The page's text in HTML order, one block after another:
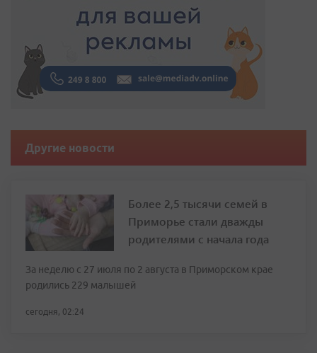
Другие новости
Более 2,5 тысячи семей в
Приморье стали дважды
родителями с начала года
За неделю с 27 июля по 2 августа в Приморском крае
родились 229 малышей
сегодня, 02:24